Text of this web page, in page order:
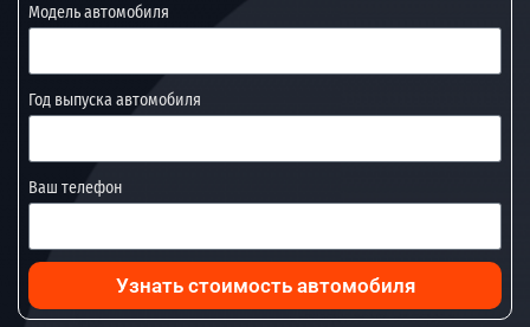
Модель автомобиля
Год выпуска автомобиля
Ваш телефон
Узнать стоимость автомобиля